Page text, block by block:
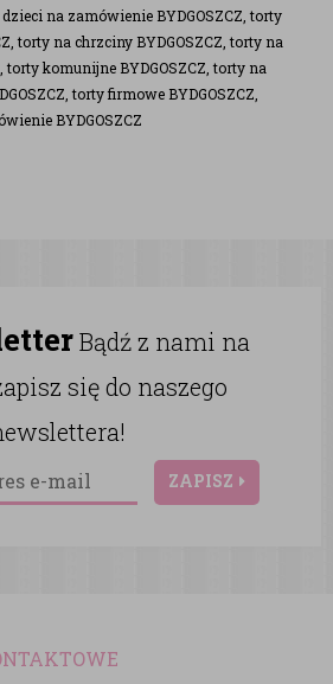
dzieci na zamówienie BYDGOSZCZ, torty
torty na chrzciny BYDGOSZCZ, torty na
torty komunijne BYDGOSZCZ, torty na
torty firmowe BYDGOSZCZ,
BYDGOSZCZ
Bądź z nami na
się do naszego
ZAPISZ